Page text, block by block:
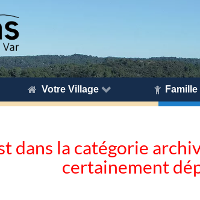
Votre Village Famille
dans la catégorie
certainement